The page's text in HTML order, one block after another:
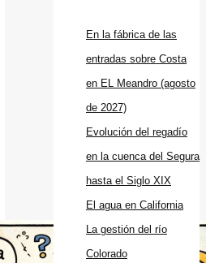
En la fábrica de las
entradas sobre Costa
en EL Meandro (agosto
de 2027)
Evolución del regadío
en la cuenca del Segura
hasta el Siglo XIX
El agua en California
La gestión del río
Colorado